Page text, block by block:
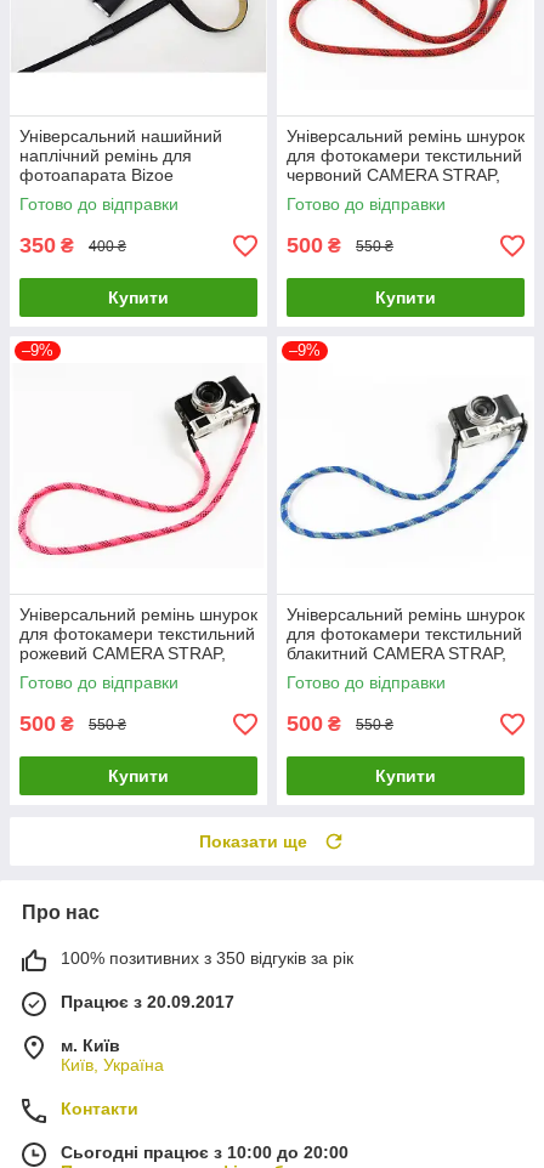
Універсальний нашийний
наплічний ремінь для
фотоапарата Bizoe
текстильний тканинний
чорний для фотокамери
Готово до відправки
350 ₴ 400 ₴
Купити
Універсальний ремінь шнурок
для фотокамери текстильний
червоний CAMERA STRAP,
ремені на фотоапарат
Готово до відправки
500 ₴ 550 ₴
Купити
–9%
Універсальний ремінь шнурок
для фотокамери текстильний
рожевий CAMERA STRAP,
ремені на фотоапарат
Готово до відправки
500 ₴ 550 ₴
Купити
–9%
Універсальний ремінь шнурок
для фотокамери текстильний
блакитний CAMERA STRAP,
ремені на фотоапарат
Готово до відправки
500 ₴ 550 ₴
Купити
Показати ще
Про нас
100% позитивних з 350 відгуків за рік
Працює з 20.09.2017
м. Київ
Київ, Україна
Контакти
Сьогодні працює з 10:00 до 20:00